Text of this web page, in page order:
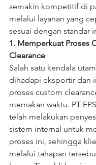
semakin kompetitif di
melalui layanan yang
sesuai dengan standar
1. Memperkuat Proses
Clearance
Salah satu kendala
dihadapi eksportir dan
proses custom
memakan waktu. PT
telah melakukan
sistem internal untuk
proses ini, sehingga
melalui tahapan